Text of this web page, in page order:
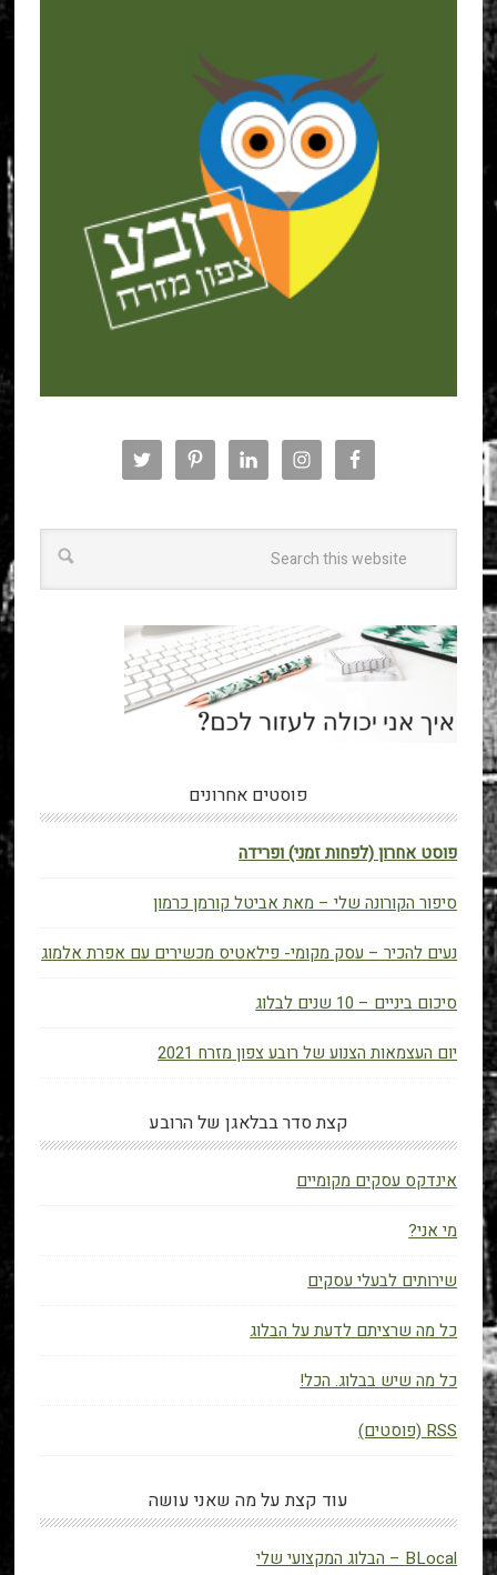
פוסטים אחרונים
פוסט אחרון (לפחות זמני) ופרידה
סיפור הקורונה שלי – מאת אביטל קורמן כרמון
נעים להכיר – עסק מקומי- פילאטיס מכשירים עם אפרת אלמוג
סיכום ביניים – 10 שנים לבלוג
יום העצמאות הצנוע של רובע צפון מזרח 2021
קצת סדר בבלאגן של הרובע
אינדקס עסקים מקומיים
מי אני?
שירותים לבעלי עסקים
כל מה שרציתם לדעת על הבלוג
כל מה שיש בבלוג. הכל!
RSS (פוסטים)
עוד קצת על מה שאני עושה
BLocal – הבלוג המקצועי שלי